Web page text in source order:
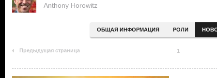
Anthony Horowitz
ОБЩАЯ ИНФОРМАЦИЯ РОЛИ
Предыдущая страница 1